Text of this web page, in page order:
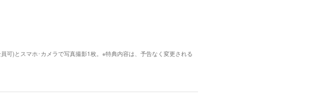
可)とスマホ･カメラで写真撮影1枚。※特典内容は、予告なく変更される